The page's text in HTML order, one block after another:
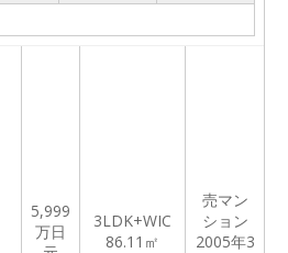
5,999
万日
3LDK+WIC
86.11㎡
売マン
ション
2005年3